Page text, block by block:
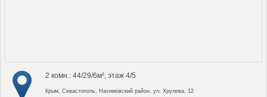
2 комн.: 44/29/6м², этаж 4/5
Крым, Севастополь, Нахимовский район, ул. Хрулева, 12